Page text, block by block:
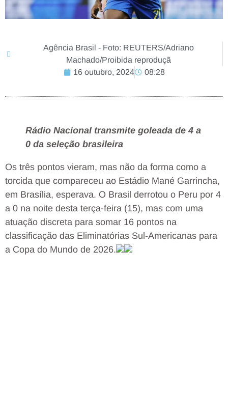
Agência Brasil - Foto: REUTERS/Adriano
Machado/Proibida reproduçã
16 outubro, 2024
08:28
Rádio Nacional transmite goleada de 4 a
0 da seleção brasileira
Os três pontos vieram, mas não da forma como a
torcida que compareceu ao Estádio Mané Garrincha,
em Brasília, esperava. O Brasil derrotou o Peru por 4
a 0 na noite desta terça-feira (15), mas com uma
atuação discreta para somar 16 pontos na
classificação das Eliminatórias Sul-Americanas para
a Copa do Mundo de 2026.